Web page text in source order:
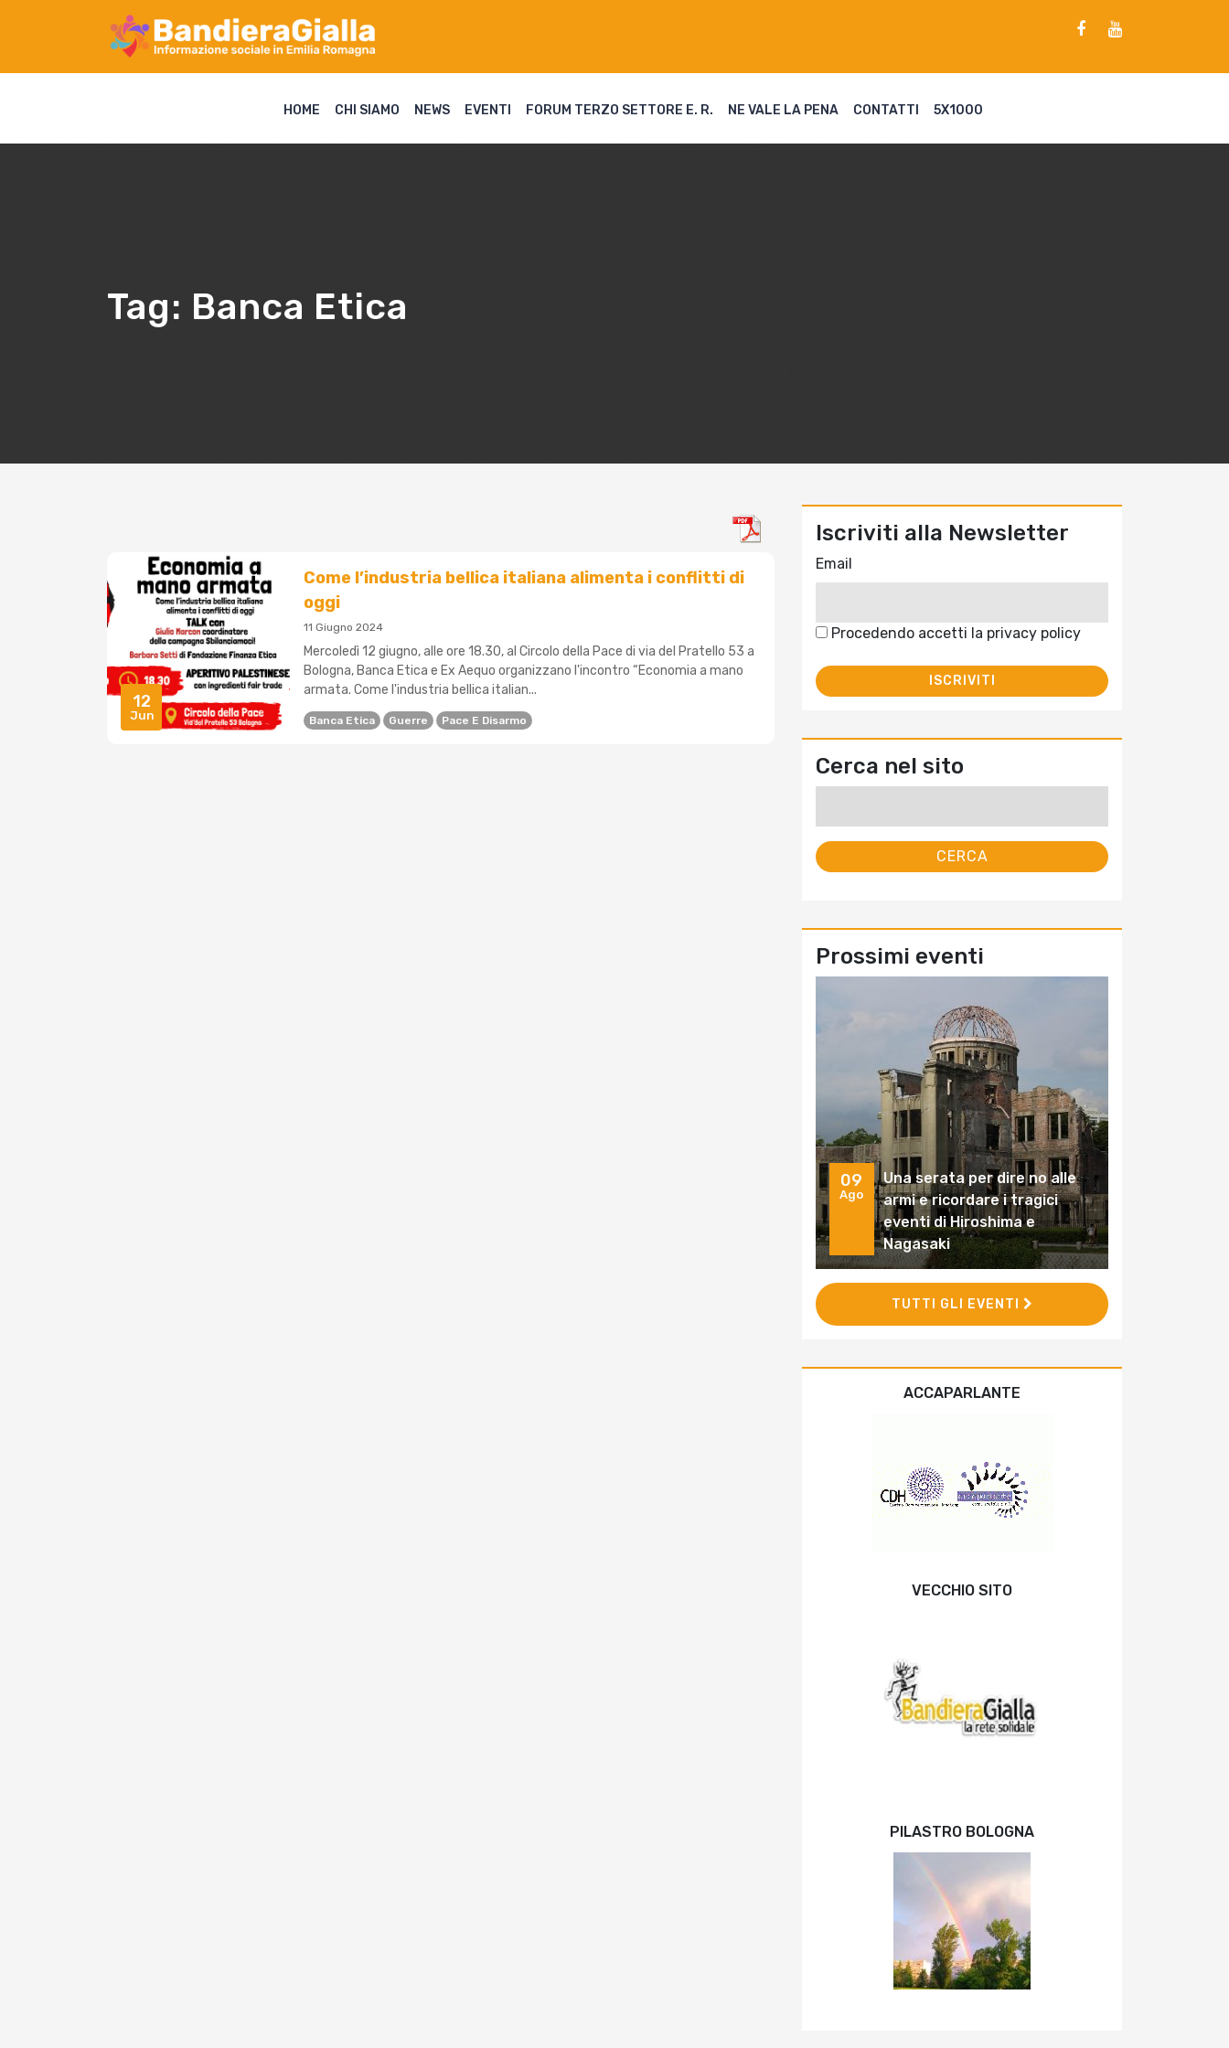
HOME CHI SIAMO NEWS EVENTI FORUM TERZO SETTORE E. R. NE VALE LA PENA CONTATTI 5X1000
Tag: Banca Etica
12
Jun
Come l’industria bellica italiana alimenta i conflitti di
oggi
11 Giugno 2024
Mercoledì 12 giugno, alle ore 18.30, al Circolo della Pace di via del Pratello 53 a
Bologna, Banca Etica e Ex Aequo organizzano l'incontro “Economia a mano
armata. Come l'industria bellica italian...
Banca Etica Guerre Pace E Disarmo
Iscriviti alla Newsletter
Email
Procedendo accetti la privacy policy
Cerca nel sito
Prossimi eventi
09
Ago
Una serata per dire no alle
armi e ricordare i tragici
eventi di Hiroshima e
Nagasaki
TUTTI GLI EVENTI
ACCAPARLANTE
VECCHIO SITO
PILASTRO BOLOGNA